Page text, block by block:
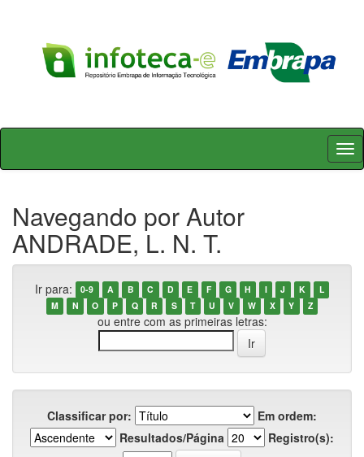
Skip
Navegando por Autor
ANDRADE, L. N. T.
Ir para: 0-9 A B C D E F G H I J K
L
M
N O P Q R S T U V W X Y Z
ou entre com as primeiras letras:
Classificar por:
Em ordem:
Resultados/Página
Registro(s):